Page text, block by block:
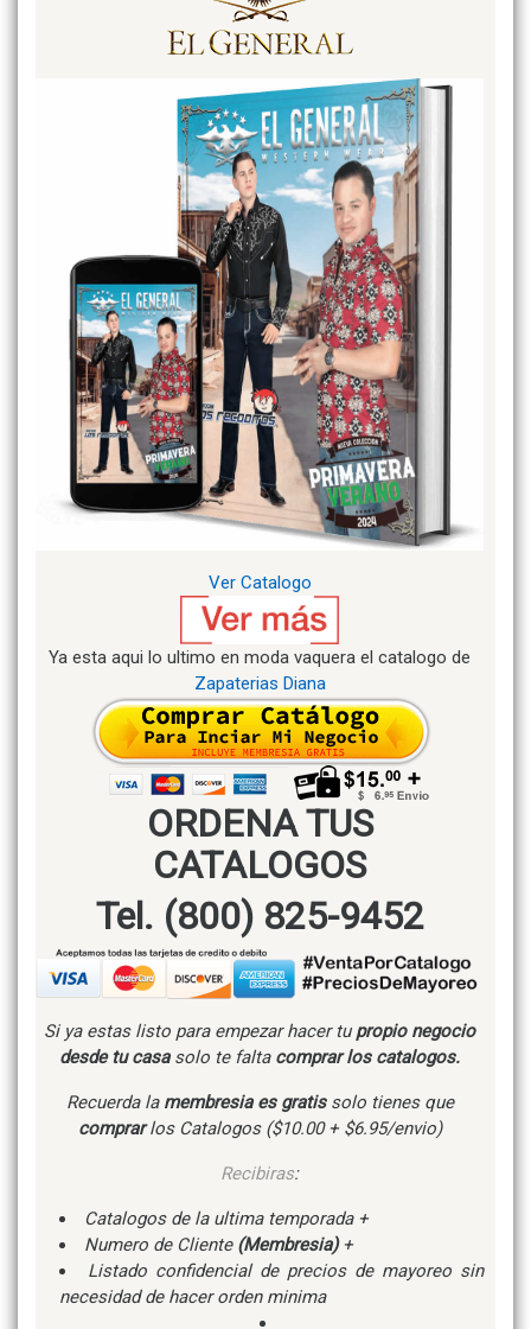
Ver Catalogo
Ya esta aqui lo ultimo en moda vaquera el catalogo de
Zapaterias Diana
ORDENA TUS
CATALOGOS
Tel. (800) 825-9452
Si ya estas listo para empezar hacer tu propio negocio
desde tu casasolo te falta comprar los catalogos.
Recuerda la membresia es gratissolo tienes que
comprarlos Catalogos ($10.00 + $6.95/envio)
Recibiras:
Catalogos de la ultima temporada +
Numero de Cliente (Membresia)+
Listado confidencial de precios de mayoreo sin
necesidad de hacer orden minima